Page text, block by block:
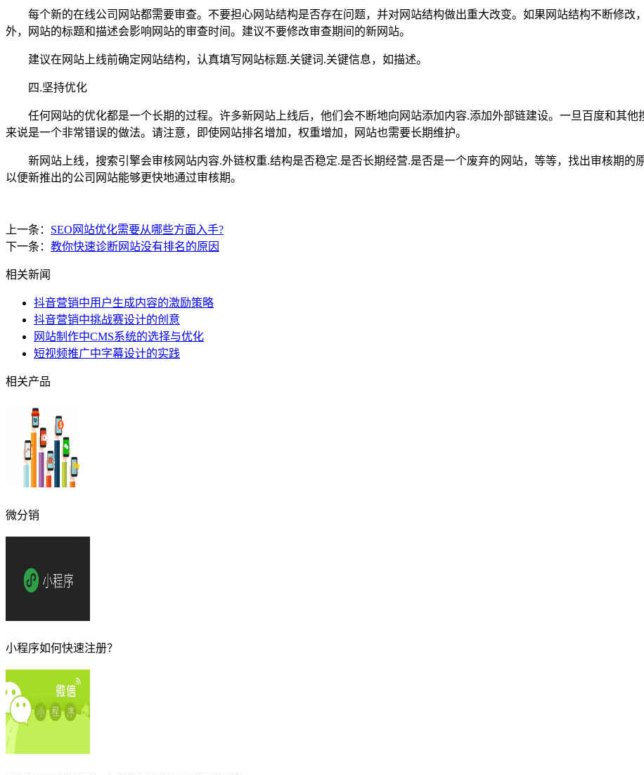
每个新的在线公司网站都需要审查。不要担心网站结构是否存在问题，并对网站结构做出重大改变。如果网站结构不断修改
外，网站的标题和描述会影响网站的审查时间。建议不要修改审查期间的新网站。
建议在网站上线前确定网站结构，认真填写网站标题.关键词.关键信息，如描述。
四.坚持优化
任何网站的优化都是一个长期的过程。许多新网站上线后，他们会不断地向网站添加内容.添加外部链建设。一旦百度和其他
来说是一个非常错误的做法。请注意，即使网站排名增加，权重增加，网站也需要长期维护。
新网站上线，搜索引擎会审核网站内容.外链权重.结构是否稳定.是否长期经营.是否是一个废弃的网站，等等，找出审核期的
以便新推出的公司网站能够更快地通过审核期。
上一条： SEO网站优化需要从哪些方面入手?
下一条： 教你快速诊断网站没有排名的原因
相关新闻
抖音营销中用户生成内容的激励策略
抖音营销中挑战赛设计的创意
网站制作中CMS系统的选择与优化
短视频推广中字幕设计的实践
相关产品
微分销
小程序如何快速注册？